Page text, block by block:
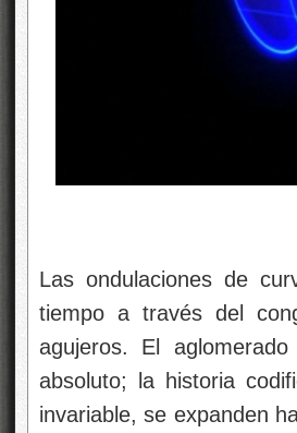
Las ondulaciones de
tiempo a través del
agujeros. El
absoluto; la historia
invariable, se expanden